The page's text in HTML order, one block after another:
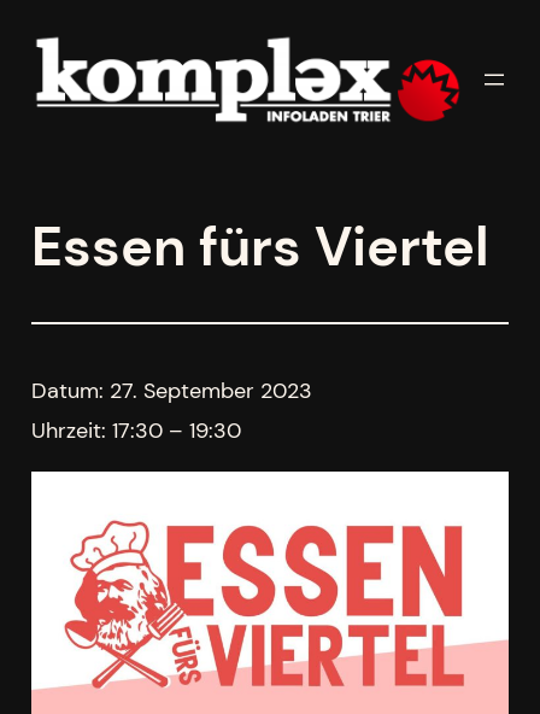
springen
Essen fürs Viertel
Datum: 27. September 2023
Uhrzeit: 17:30 – 19:30